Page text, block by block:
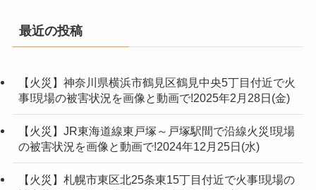
最近の投稿
【火災】神奈川県横浜市鶴見区鶴見中央5丁目付近で火
事!現場の被害状況を画像と動画で!2025年2月28日(金)
【火災】JR東海道線東戸塚～戸塚駅間で沿線火災!現場
の被害状況を画像と動画で!2024年12月25日(水)
【火災】札幌市東区北25条東15丁目付近で火事!現場の